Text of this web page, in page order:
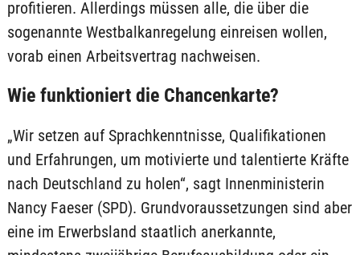
profitieren. Allerdings müssen alle, die über die
sogenannte Westbalkanregelung einreisen wollen,
vorab einen Arbeitsvertrag nachweisen.
Wie funktioniert die Chancenkarte?
„Wir setzen auf Sprachkenntnisse, Qualifikationen
und Erfahrungen, um motivierte und talentierte Kräfte
nach Deutschland zu holen“, sagt Innenministerin
Nancy Faeser (SPD). Grundvoraussetzungen sind aber
eine im Erwerbsland staatlich anerkannte,